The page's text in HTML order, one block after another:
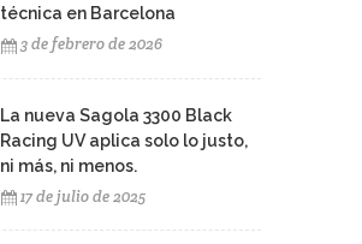
técnica en Barcelona
3 de febrero de 2026
La nueva Sagola 3300 Black
Racing UV aplica solo lo justo,
ni más, ni menos.
17 de julio de 2025